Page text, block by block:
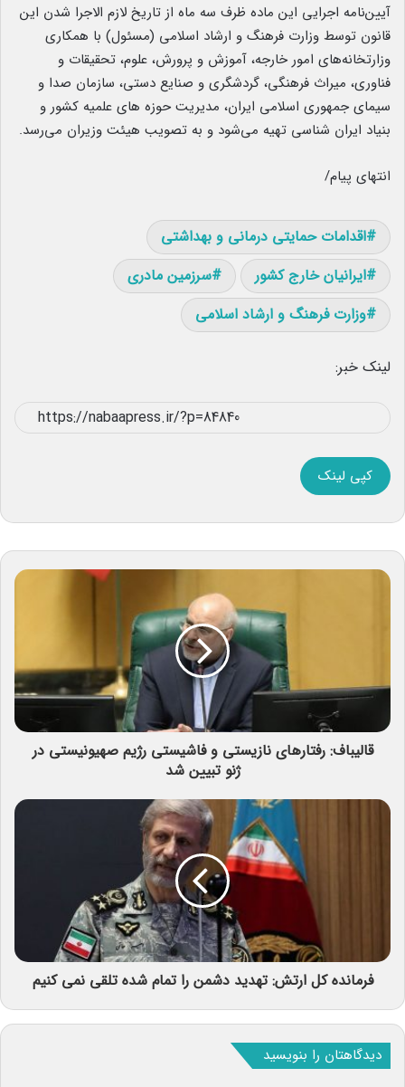
آیین‌نامه اجرایی این ماده ظرف سه ماه از تاریخ لازم الاجرا شدن این
قانون توسط وزارت فرهنگ و ارشاد اسلامی (مسئول) با همکاری
وزارتخانه‌های امور خارجه، آموزش و پرورش، علوم، تحقیقات و
فناوری، میراث فرهنگی، گردشگری و صنایع دستی، سازمان صدا و
سیمای جمهوری اسلامی ایران، مدیریت حوزه های علمیه کشور و
بنیاد ایران شناسی تهیه می‌شود و به تصویب هیئت وزیران می‌رسد.
انتهای پیام/
اقدامات حمایتی درمانی و بهداشتی
ایرانیان خارج کشور
سرزمین مادری
وزارت فرهنگ و ارشاد اسلامی
لینک خبر:
کپی لینک
قالیباف: رفتارهای نازیستی و فاشیستی رژیم صهیونیستی در
ژنو تبیین شد
فرمانده کل ارتش: تهدید دشمن را تمام شده تلقی نمی کنیم
دیدگاهتان را بنویسید